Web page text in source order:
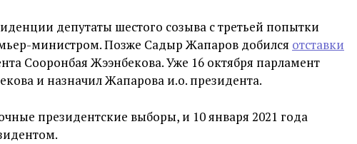
депутаты шестого созыва с третьей попытки
министром. Позже Садыр Жапаров добился отставки
Сооронбая Жээнбекова. Уже 16 октября парламент
и назначил Жапарова и.о. президента.
президентские выборы, и 10 января 2021 года